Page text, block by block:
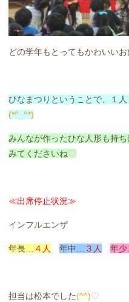
どの学年もとってもかわいい
ひなまつりということで、１
(*^_^*)
みんなが作ったひな人形も持
みてくださいね♡
≪出席停止状況≫
インフルエンザ
年長… ４人 年中… ３人 年
担当は松本でした(^^)♡